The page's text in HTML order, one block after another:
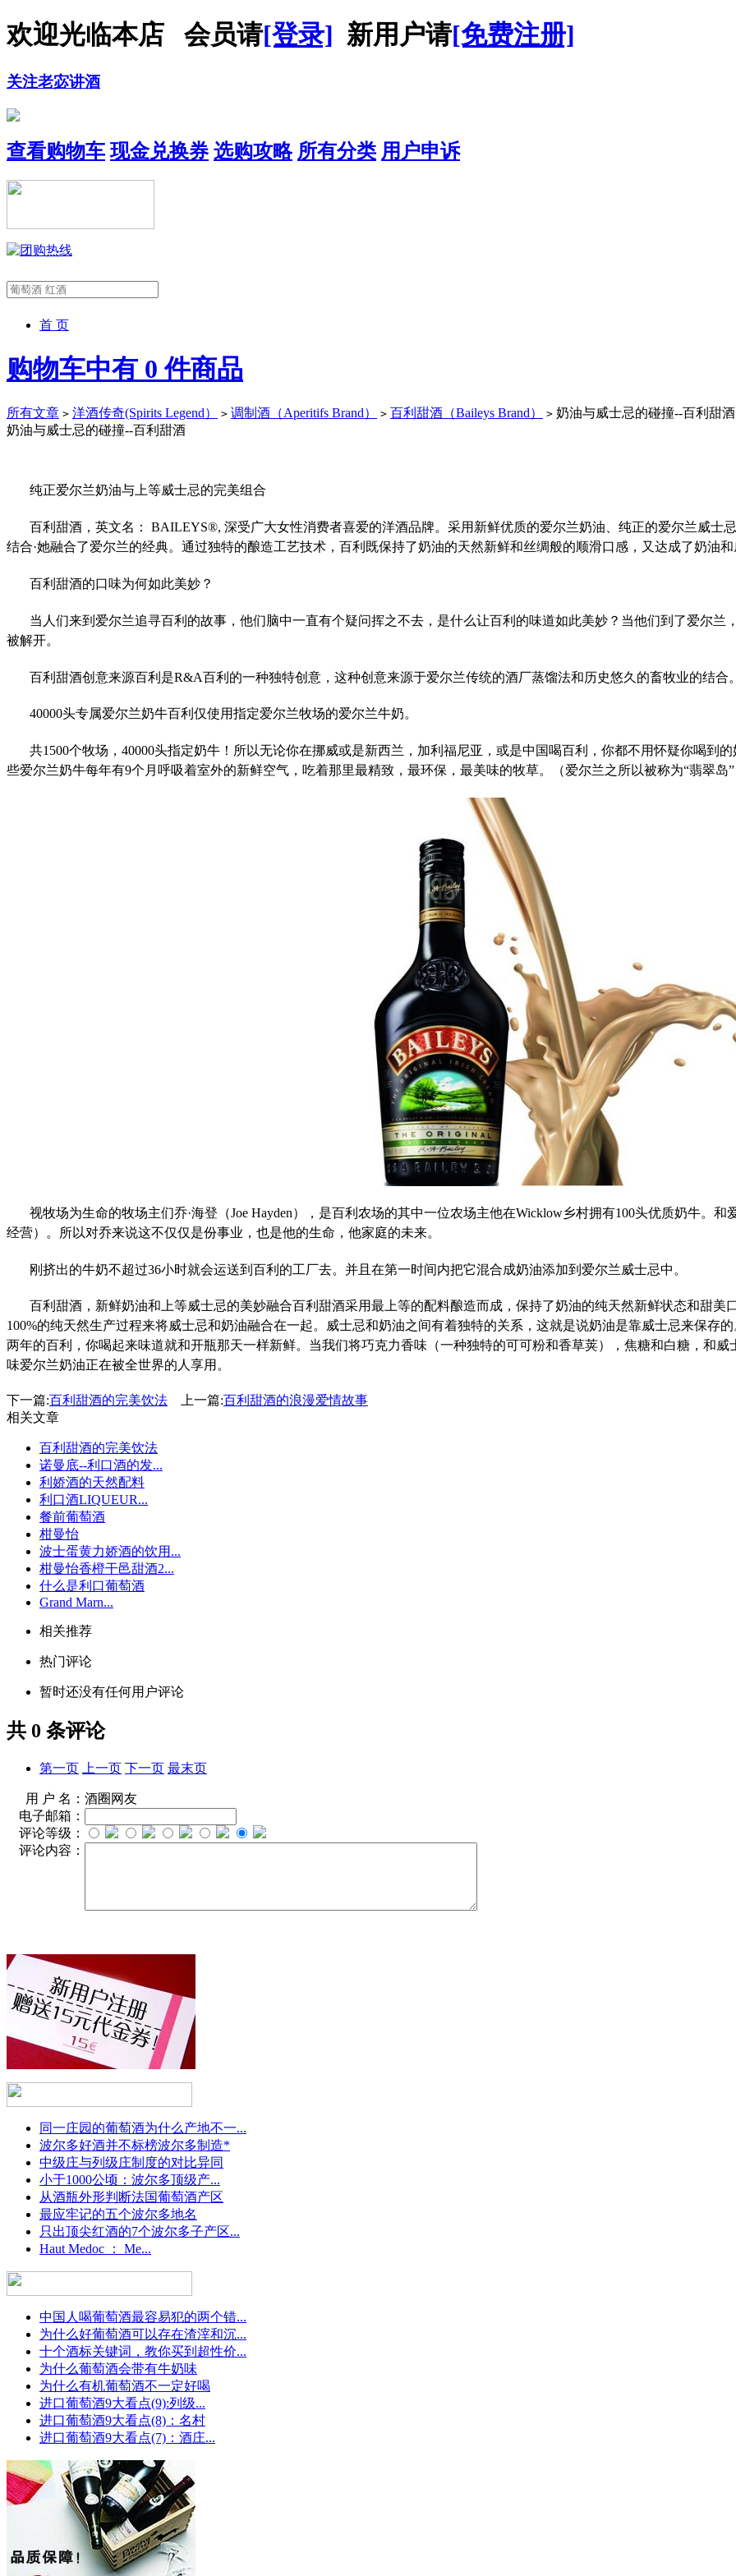
欢迎光临本店 会员请[登录] 新用户请[免费注册]
关注老宓讲酒
查看购物车 现金兑换券 选购攻略 所有分类 用户申诉
首 页
购物车中有 0 件商品
所有文章 > 洋酒传奇(Spirits Legend） > 调制酒（Aperitifs Brand） > 百利甜酒（Baileys Brand） > 奶油与威士忌的碰撞--百利甜酒
奶油与威士忌的碰撞--百利甜酒
纯正爱尔兰奶油与上等威士忌的完美组合
百利甜酒，英文名： BAILEYS®, 深受广大女性消费者喜爱的洋酒品牌。采用新鲜优质的爱尔兰奶油、纯正的爱尔兰威士
结合·她融合了爱尔兰的经典。通过独特的酿造工艺技术，百利既保持了奶油的天然新鲜和丝绸般的顺滑口感，又达成了奶油
百利甜酒的口味为何如此美妙？
当人们来到爱尔兰追寻百利的故事，他们脑中一直有个疑问挥之不去，是什么让百利的味道如此美妙？当他们到了爱尔
被解开。
百利甜酒创意来源百利是R&A百利的一种独特创意，这种创意来源于爱尔兰传统的酒厂蒸馏法和历史悠久的畜牧业的结合
40000头专属爱尔兰奶牛百利仅使用指定爱尔兰牧场的爱尔兰牛奶。
共1500个牧场，40000头指定奶牛！所以无论你在挪威或是新西兰，加利福尼亚，或是中国喝百利，你都不用怀疑你喝到
些爱尔兰奶牛每年有9个月呼吸着室外的新鲜空气，吃着那里最精致，最环保，最美味的牧草。（爱尔兰之所以被称为“翡翠岛
视牧场为生命的牧场主们乔·海登（Joe Hayden），是百利农场的其中一位农场主他在Wicklow乡村拥有100头优质奶牛。
经营）。所以对乔来说这不仅仅是份事业，也是他的生命，他家庭的未来。
刚挤出的牛奶不超过36小时就会运送到百利的工厂去。并且在第一时间内把它混合成奶油添加到爱尔兰威士忌中。
百利甜酒，新鲜奶油和上等威士忌的美妙融合百利甜酒采用最上等的配料酿造而成，保持了奶油的纯天然新鲜状态和甜
100%的纯天然生产过程来将威士忌和奶油融合在一起。威士忌和奶油之间有着独特的关系，这就是说奶油是靠威士忌来保存
两年的百利，你喝起来味道就和开瓶那天一样新鲜。当我们将巧克力香味（一种独特的可可粉和香草荚），焦糖和白糖，和
味爱尔兰奶油正在被全世界的人享用。
下一篇:百利甜酒的完美饮法 上一篇:百利甜酒的浪漫爱情故事
相关文章
百利甜酒的完美饮法
诺曼底--利口酒的发...
利娇酒的天然配料
利口酒LIQUEUR...
餐前葡萄酒
柑曼怡
波士蛋黄力娇酒的饮用...
柑曼怡香橙干邑甜酒2...
什么是利口葡萄酒
Grand Marn...
相关推荐
热门评论
暂时还没有任何用户评论
共 0 条评论
第一页 上一页 下一页 最末页
用 户 名： 酒圈网友
电子邮箱：
评论等级：
评论内容：
同一庄园的葡萄酒为什么产地不一...
波尔多好酒并不标榜波尔多制造*
中级庄与列级庄制度的对比异同
小于1000公顷：波尔多顶级产...
从酒瓶外形判断法国葡萄酒产区
最应牢记的五个波尔多地名
只出顶尖红酒的7个波尔多子产区...
Haut Medoc ： Me...
中国人喝葡萄酒最容易犯的两个错...
为什么好葡萄酒可以存在渣滓和沉...
十个酒标关键词，教你买到超性价...
为什么葡萄酒会带有牛奶味
为什么有机葡萄酒不一定好喝
进口葡萄酒9大看点(9):列级...
进口葡萄酒9大看点(8)：名村
进口葡萄酒9大看点(7)：酒庄...